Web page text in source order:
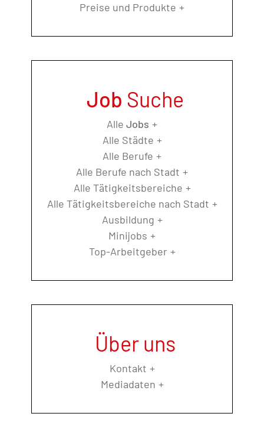
Preise und Produkte
Job Suche
Alle Jobs
Alle Städte
Alle Berufe
Alle Berufe nach Stadt
Alle Tätigkeitsbereiche
Alle Tätigkeitsbereiche nach Stadt
Ausbildung
Minijobs
Top-Arbeitgeber
Über uns
Kontakt
Mediadaten